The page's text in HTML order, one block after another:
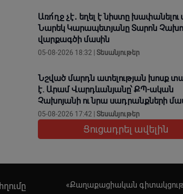
Առո՛ղջ չէ․ եղել է նիստը խափանելու
Նարեկ Կարապետյանը Տարոն
վարքագծի մասին
05-08-2026 18:32 | Տեսանյութեր
Նշված մարդն ատելության խոսք
է. Արամ Վարդևանյանը՝ ՔՊ-ական
Չախոյանի ու նրա սադրանքների
05-08-2026 17:42 | Տեսանյութեր
Ցուցադրել ավելին
«Քաղաքացիական